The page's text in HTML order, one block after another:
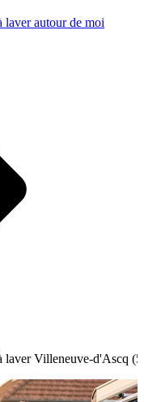
laver autour de moi
laver Villeneuve-d'Ascq